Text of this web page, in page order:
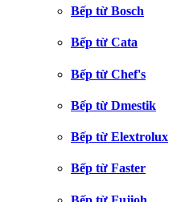
Bếp từ Bosch
Bếp từ Cata
Bếp từ Chef's
Bếp từ Dmestik
Bếp từ Elextrolux
Bếp từ Faster